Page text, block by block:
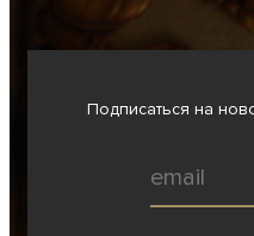
Подписаться на